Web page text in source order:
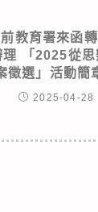
教育署來函
理 「2025從
徵選」活動簡
2025-04-28